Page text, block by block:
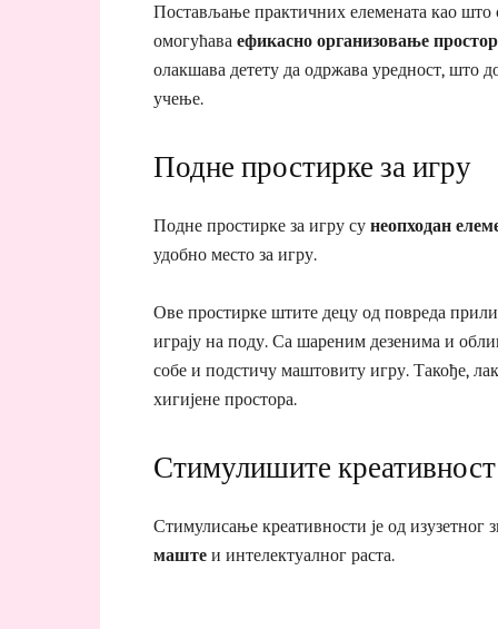
Постављање практичних елемената као што
омогућава ефикасно организовање
олакшава детету да одржава уредност, што
учење.
Подне простирке за игру
Подне простирке за игру су неопходан
удобно место за игру.
Ове простирке штите децу од повреда
играју на поду. Са шареним дезенима и
собе и подстичу маштовиту игру. Такође,
хигијене простора.
Стимулишите креативност
Стимулисање креативности је од изузетног
маште и интелектуалног раста.